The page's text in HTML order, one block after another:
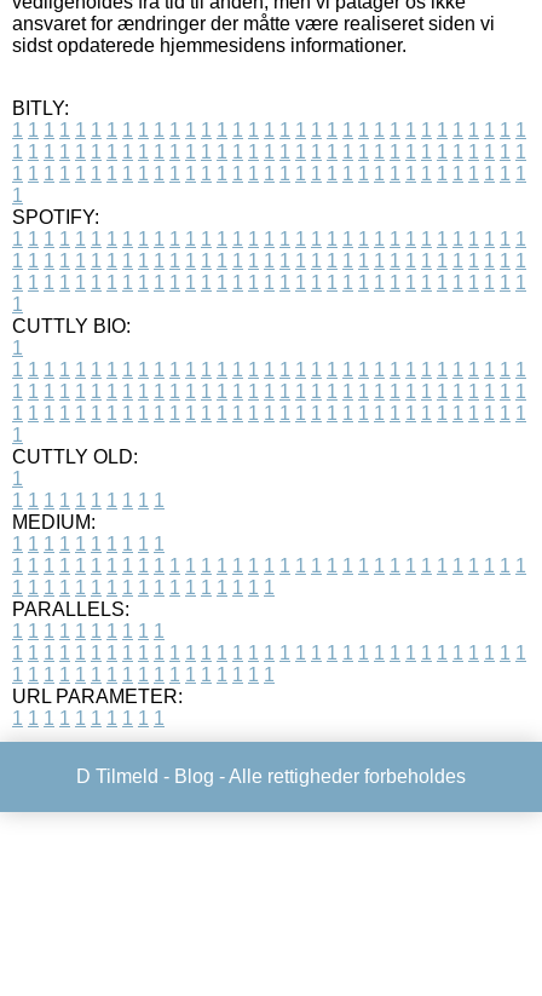
ansvaret for ændringer der måtte være realiseret siden vi
sidst opdaterede hjemmesidens informationer.
BITLY:
1 1 1 1 1 1 1 1 1 1 1 1 1 1 1 1 1 1 1 1 1 1 1 1 1 1 1 1 1 1 1 1 1
1 1 1 1 1 1 1 1 1 1 1 1 1 1 1 1 1 1 1 1 1 1 1 1 1 1 1 1 1 1 1 1 1
1 1 1 1 1 1 1 1 1 1 1 1 1 1 1 1 1 1 1 1 1 1 1 1 1 1 1 1 1 1 1 1 1
1
SPOTIFY:
1 1 1 1 1 1 1 1 1 1 1 1 1 1 1 1 1 1 1 1 1 1 1 1 1 1 1 1 1 1 1 1 1
1 1 1 1 1 1 1 1 1 1 1 1 1 1 1 1 1 1 1 1 1 1 1 1 1 1 1 1 1 1 1 1 1
1 1 1 1 1 1 1 1 1 1 1 1 1 1 1 1 1 1 1 1 1 1 1 1 1 1 1 1 1 1 1 1 1
1
CUTTLY BIO:
1
1 1 1 1 1 1 1 1 1 1 1 1 1 1 1 1 1 1 1 1 1 1 1 1 1 1 1 1 1 1 1 1 1
1 1 1 1 1 1 1 1 1 1 1 1 1 1 1 1 1 1 1 1 1 1 1 1 1 1 1 1 1 1 1 1 1
1 1 1 1 1 1 1 1 1 1 1 1 1 1 1 1 1 1 1 1 1 1 1 1 1 1 1 1 1 1 1 1 1
1
CUTTLY OLD:
1
1 1 1 1 1 1 1 1 1 1
MEDIUM:
1 1 1 1 1 1 1 1 1 1
1 1 1 1 1 1 1 1 1 1 1 1 1 1 1 1 1 1 1 1 1 1 1 1 1 1 1 1 1 1 1 1 1
1 1 1 1 1 1 1 1 1 1 1 1 1 1 1 1 1
PARALLELS:
1 1 1 1 1 1 1 1 1 1
1 1 1 1 1 1 1 1 1 1 1 1 1 1 1 1 1 1 1 1 1 1 1 1 1 1 1 1 1 1 1 1 1
1 1 1 1 1 1 1 1 1 1 1 1 1 1 1 1 1
URL PARAMETER:
1 1 1 1 1 1 1 1 1 1
D Tilmeld - Blog - Alle rettigheder forbeholdes